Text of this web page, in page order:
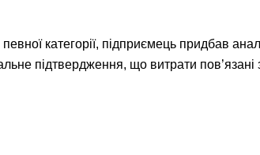
категорії, підприємець придбав
підтвердження, що витрати пов’язані